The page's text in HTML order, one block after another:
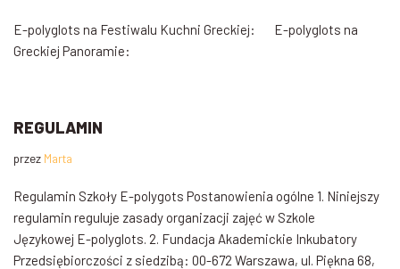
E-polyglots na Festiwalu Kuchni Greckiej: E-polyglots na
Greckiej Panoramie:
REGULAMIN
przez Marta
Regulamin Szkoły E-polygots Postanowienia ogólne 1. Niniejszy
regulamin reguluje zasady organizacji zajęć w Szkole
Językowej E-polyglots. 2. Fundacja Akademickie Inkubatory
Przedsiębiorczości z siedzibą: 00-672 Warszawa, ul. Piękna 68,